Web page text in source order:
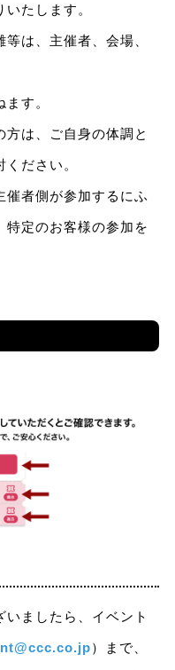
たします。
は、主催者、会場、
す。
方は、ご自身の体調と
ださい。
催者側が参加するにふ
特定のお客様の参加を
ましたら、イベント
）まで、